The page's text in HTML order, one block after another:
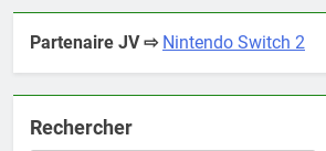
Partenaire JV ⇨ Nintendo Switch 2
Rechercher